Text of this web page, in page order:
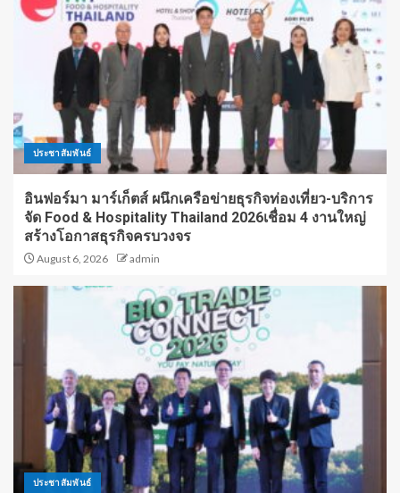
ประชาสัมพันธ์
อินฟอร์มา มาร์เก็ตส์ ผนึกเครือข่ายธุรกิจท่องเที่ยว-บริการ
จัด Food & Hospitality Thailand 2026เชื่อม 4 งานใหญ่
สร้างโอกาสธุรกิจครบวงจร
August 6, 2026 admin
ประชาสัมพันธ์